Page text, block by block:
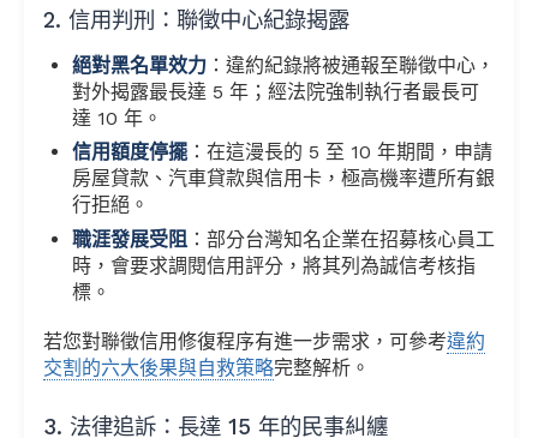
2. 信用判刑：聯徵中心紀錄揭露
絕對黑名單效力 ：違約紀錄將被通報至聯徵中心，
對外揭露最長達 5 年；經法院強制執行者最長可
達 10 年。
信用額度停擺 ：在這漫長的 5 至 10 年期間，申請
房屋貸款、汽車貸款與信用卡，極高機率遭所有銀
行拒絕。
職涯發展受阻 ：部分台灣知名企業在招募核心員工
時，會要求調閱信用評分，將其列為誠信考核指
標。
若您對聯徵信用修復程序有進一步需求，可參考違約
交割的六大後果與自救策略完整解析。
3. 法律追訴：長達 15 年的民事糾纏